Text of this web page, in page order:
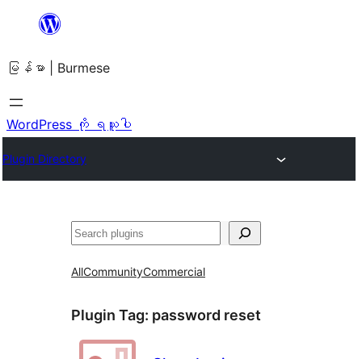
အကြောင်းအရာ
ကျော်သွား
ရန်
မြန်မာ | Burmese
WordPress ကို ရယူပါ
Plugin Directory
ရှာ
AllCommunityCommercial
Plugin Tag: password reset